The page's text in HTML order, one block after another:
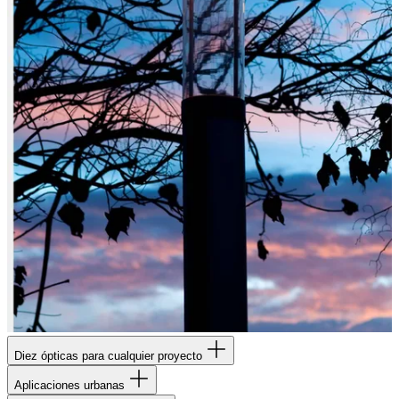
Diez ópticas para cualquier proyecto
Aplicaciones urbanas